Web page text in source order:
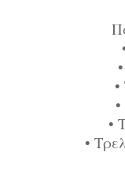
•
•
•
•
•